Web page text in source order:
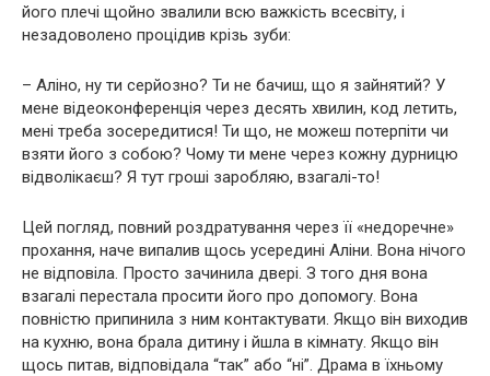
його плечі щойно звалили всю важкість всесвіту, і
незадоволено процідив крізь зуби:
– Аліно, ну ти серйозно? Ти не бачиш, що я зайнятий? У
мене відеоконференція через десять хвилин, код летить,
мені треба зосередитися! Ти що, не можеш потерпіти чи
взяти його з собою? Чому ти мене через кожну дурницю
відволікаєш? Я тут гроші заробляю, взагалі-то!
Цей погляд, повний роздратування через її «недоречне»
прохання, наче випалив щось усередині Аліни. Вона нічого
не відповіла. Просто зачинила двері. З того дня вона
взагалі перестала просити його про допомогу. Вона
повністю припинила з ним контактувати. Якщо він виходив
на кухню, вона брала дитину і йшла в кімнату. Якщо він
щось питав, відповідала “так” або “ні”. Драма в їхньому